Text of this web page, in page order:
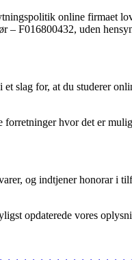
online firmaet
– F016800432, uden
slag for, at du studerer
hvor det er
og indtjener honorar i
opdaterede vores